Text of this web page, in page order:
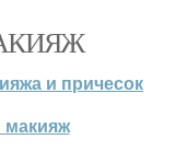
и причесок
макияж